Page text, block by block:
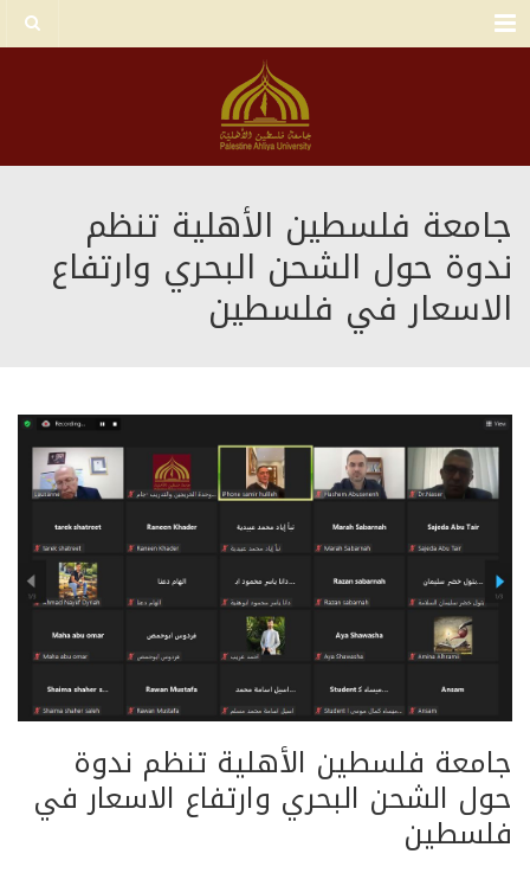
Menu
جامعة فلسطين الأهلية تنظم
ندوة حول الشحن البحري وارتفاع
الاسعار في فلسطين
جامعة فلسطين الأهلية تنظم ندوة
حول الشحن البحري وارتفاع الاسعار في
فلسطين